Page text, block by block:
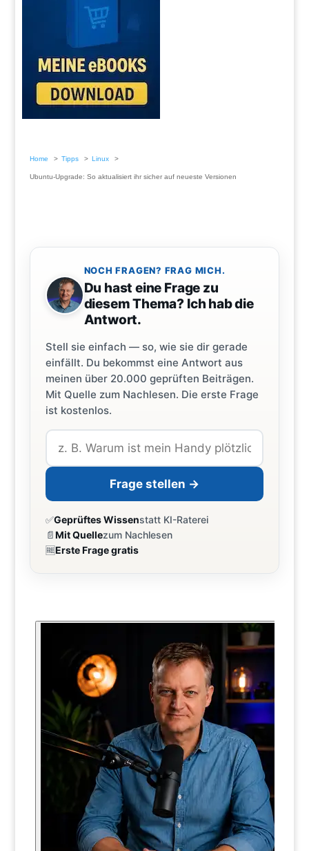
Home Tipps Linux
Ubuntu-Upgrade: So aktualisiert ihr sicher auf neueste Versionen
NOCH FRAGEN? FRAG MICH.
Du hast eine Frage zu
diesem Thema? Ich hab die
Antwort.
Stell sie einfach — so, wie sie dir gerade
einfällt. Du bekommst eine Antwort aus
meinen über 20.000 geprüften Beiträgen.
Mit Quelle zum Nachlesen. Die erste Frage
ist kostenlos.
Frage stellen →
✅Geprüftes Wissenstatt KI-Raterei
📄Mit Quellezum Nachlesen
🆓Erste Frage gratis